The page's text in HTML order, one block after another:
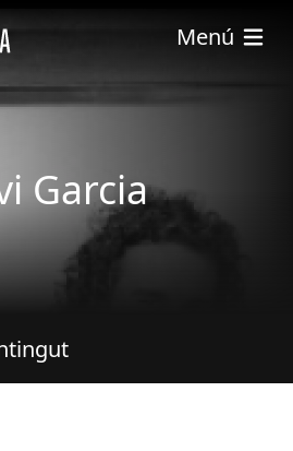
Menú
Garcia